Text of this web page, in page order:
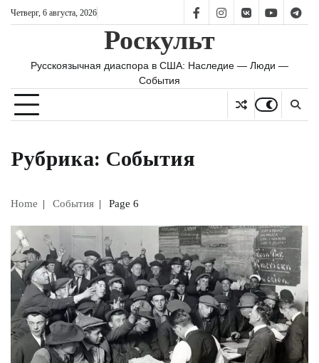
SkipЧетверг, 6 августа, 2026
FB IS vk YT TG
Роскульт
Русскоязычная диаспора в США: Наследие — Люди —
События
Рубрика: События
Home События Page 6